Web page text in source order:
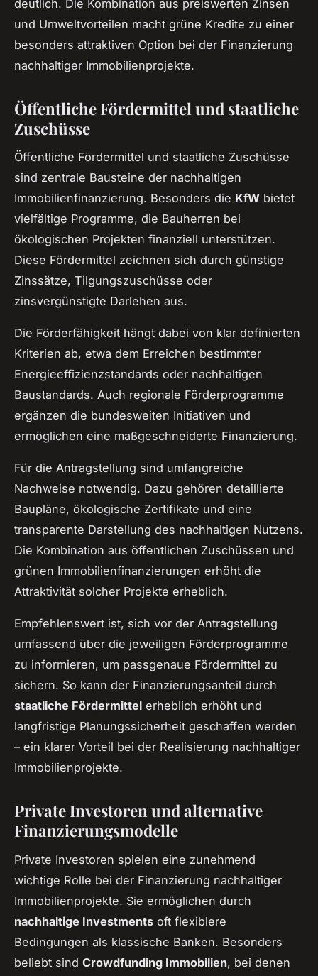
deutlich. Die Kombination aus preiswerten Zinsen
und Umweltvorteilen macht grüne Kredite zu einer
besonders attraktiven Option bei der Finanzierung
nachhaltiger Immobilienprojekte.
Öffentliche Fördermittel und staatliche
Zuschüsse
Öffentliche Fördermittel und staatliche Zuschüsse
sind zentrale Bausteine der nachhaltigen
Immobilienfinanzierung. Besonders die KfW bietet
vielfältige Programme, die Bauherren bei
ökologischen Projekten finanziell unterstützen.
Diese Fördermittel zeichnen sich durch günstige
Zinssätze, Tilgungszuschüsse oder
zinsvergünstigte Darlehen aus.
Die Förderfähigkeit hängt dabei von klar definierten
Kriterien ab, etwa dem Erreichen bestimmter
Energieeffizienzstandards oder nachhaltigen
Baustandards. Auch regionale Förderprogramme
ergänzen die bundesweiten Initiativen und
ermöglichen eine maßgeschneiderte Finanzierung.
Für die Antragstellung sind umfangreiche
Nachweise notwendig. Dazu gehören detaillierte
Baupläne, ökologische Zertifikate und eine
transparente Darstellung des nachhaltigen Nutzens.
Die Kombination aus öffentlichen Zuschüssen und
grünen Immobilienfinanzierungen erhöht die
Attraktivität solcher Projekte erheblich.
Empfehlenswert ist, sich vor der Antragstellung
umfassend über die jeweiligen Förderprogramme
zu informieren, um passgenaue Fördermittel zu
sichern. So kann der Finanzierungsanteil durch
staatliche Fördermittel erheblich erhöht und
langfristige Planungssicherheit geschaffen werden
– ein klarer Vorteil bei der Realisierung nachhaltiger
Immobilienprojekte.
Private Investoren und alternative
Finanzierungsmodelle
Private Investoren spielen eine zunehmend
wichtige Rolle bei der Finanzierung nachhaltiger
Immobilienprojekte. Sie ermöglichen durch
nachhaltige Investments oft flexiblere
Bedingungen als klassische Banken. Besonders
beliebt sind Crowdfunding Immobilien, bei denen